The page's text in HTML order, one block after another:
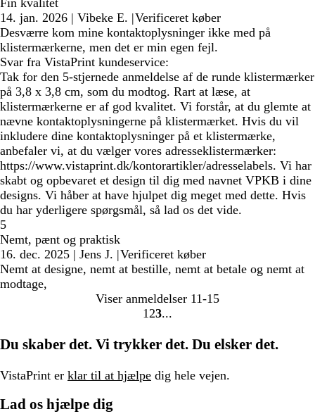
Fin kvalitet
14. jan. 2026 | Vibeke E. |Verificeret køber
Desværre kom mine kontaktoplysninger ikke med på
klistermærkerne, men det er min egen fejl.
Svar fra VistaPrint kundeservice:
Tak for den 5-stjernede anmeldelse af de runde klistermærker
på 3,8 x 3,8 cm, som du modtog. Rart at læse, at
klistermærkerne er af god kvalitet. Vi forstår, at du glemte at
nævne kontaktoplysningerne på klistermærket. Hvis du vil
inkludere dine kontaktoplysninger på et klistermærke,
anbefaler vi, at du vælger vores adresseklistermærker:
https://www.vistaprint.dk/kontorartikler/adresselabels. Vi har
skabt og opbevaret et design til dig med navnet VPKB i dine
designs. Vi håber at have hjulpet dig meget med dette. Hvis
du har yderligere spørgsmål, så lad os det vide.
5
Nemt, pænt og praktisk
16. dec. 2025 | Jens J. |Verificeret køber
Nemt at designe, nemt at bestille, nemt at betale og nemt at
modtage,
Viser anmeldelser 11-15
Gå
side
1 Gå
side
2 Gå
side
3
Du skaber det. Vi trykker det. Du elsker det.
VistaPrint er klar til at hjælpe dig hele vejen.
Lad os hjælpe dig